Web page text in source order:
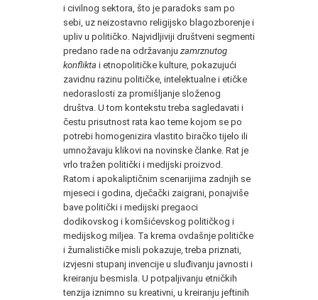
i civilnog sektora, što je paradoks sam po
sebi, uz neizostavno religijsko blagozborenje i
upliv u političko. Najvidljiviji društveni segmenti
predano rade na održavanju zamrznutog
konflikta i etnopolitičke kulture, pokazujući
zavidnu razinu političke, intelektualne i etičke
nedoraslosti za promišljanje složenog
društva. U tom kontekstu treba sagledavati i
čestu prisutnost rata kao teme kojom se po
potrebi homogenizira vlastito biračko tijelo ili
umnožavaju klikovi na novinske članke. Rat je
vrlo tražen politički i medijski proizvod.
Ratom i apokaliptičnim scenarijima zadnjih se
mjeseci i godina, dječački zaigrani, ponajviše
bave politički i medijski pregaoci
dodikovskog i komšićevskog političkog i
medijskog miljea. Ta krema ovdašnje političke
i žurnalističke misli pokazuje, treba priznati,
izvjesni stupanj invencije u sluđivanju javnosti i
kreiranju besmisla. U potpaljivanju etničkih
tenzija iznimno su kreativni, u kreiranju jeftinih